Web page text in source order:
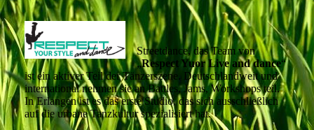
Streetdance, dasTeam von
„Respect Yuor Live and dance“
ist ein aktiver Teil der Tänzerszene. Deutschlandweit und
international nehmen sie an Battles, Jams, Workshops teil.
In Erlangen ist es das erste Studio, das sich ausschließlich
auf die urbane Tanzkultur spezialisiert hat.